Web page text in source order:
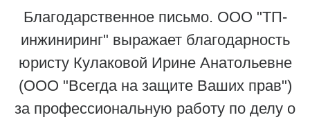
Благодарственное письмо. ООО "ТП-
инжиниринг" выражает благодарность
юристу Кулаковой Ирине Анатольевне
(ООО "Всегда на защите Ваших прав")
за профессиональную работу по делу о